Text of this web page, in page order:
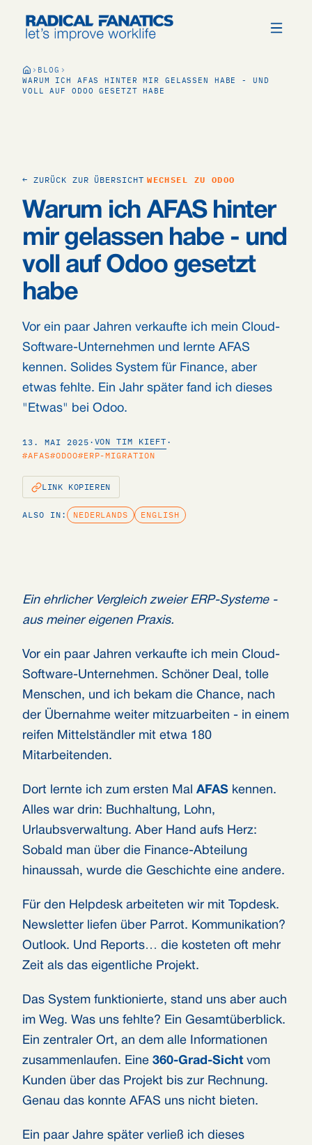
BLOG
WARUM ICH AFAS HINTER MIR GELASSEN HABE - UND
VOLL AUF ODOO GESETZT HABE
← ZURÜCK ZUR ÜBERSICHT WECHSEL ZU ODOO
Warum ich AFAS hinter
mir gelassen habe - und
voll auf Odoo gesetzt
habe
Vor ein paar Jahren verkaufte ich mein Cloud-
Software-Unternehmen und lernte AFAS
kennen. Solides System für Finance, aber
etwas fehlte. Ein Jahr später fand ich dieses
"Etwas" bei Odoo.
13. MAI 2025 · VON TIM KIEFT ·
#AFAS#ODOO#ERP-MIGRATION
LINK KOPIEREN
ALSO IN: NEDERLANDS ENGLISH
Ein ehrlicher Vergleich zweier ERP-Systeme -
aus meiner eigenen Praxis.
Vor ein paar Jahren verkaufte ich mein Cloud-
Software-Unternehmen. Schöner Deal, tolle
Menschen, und ich bekam die Chance, nach
der Übernahme weiter mitzuarbeiten - in einem
reifen Mittelständler mit etwa 180
Mitarbeitenden.
Dort lernte ich zum ersten Mal AFAS kennen.
Alles war drin: Buchhaltung, Lohn,
Urlaubsverwaltung. Aber Hand aufs Herz:
Sobald man über die Finance-Abteilung
hinaussah, wurde die Geschichte eine andere.
Für den Helpdesk arbeiteten wir mit Topdesk.
Newsletter liefen über Parrot. Kommunikation?
Outlook. Und Reports… die kosteten oft mehr
Zeit als das eigentliche Projekt.
Das System funktionierte, stand uns aber auch
im Weg. Was uns fehlte? Ein Gesamtüberblick.
Ein zentraler Ort, an dem alle Informationen
zusammenlaufen. Eine 360-Grad-Sicht vom
Kunden über das Projekt bis zur Rechnung.
Genau das konnte AFAS uns nicht bieten.
Ein paar Jahre später verließ ich dieses